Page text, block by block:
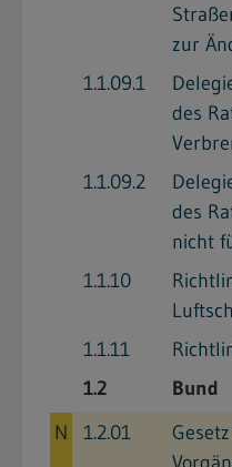
zur
1.1.09.1
des
1.1.09.2
des
nicht
1.1.10
1.1.11
1.2
Bund
N
1.2.01